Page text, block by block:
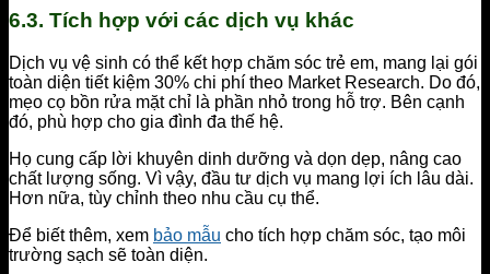
6.3. Tích hợp với các dịch vụ khác
Dịch vụ vệ sinh có thể kết hợp chăm sóc trẻ em, mang lại gói
toàn diện tiết kiệm 30% chi phí theo Market Research. Do đó,
mẹo cọ bồn rửa mặt chỉ là phần nhỏ trong hỗ trợ. Bên cạnh
đó, phù hợp cho gia đình đa thế hệ.
Họ cung cấp lời khuyên dinh dưỡng và dọn dẹp, nâng cao
chất lượng sống. Vì vậy, đầu tư dịch vụ mang lợi ích lâu dài.
Hơn nữa, tùy chỉnh theo nhu cầu cụ thể.
Để biết thêm, xem bảo mẫu cho tích hợp chăm sóc, tạo môi
trường sạch sẽ toàn diện.